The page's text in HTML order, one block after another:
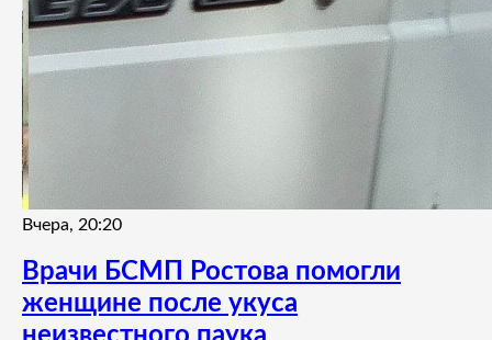
Вчера, 20:20
Врачи БСМП Ростова помогли
женщине после укуса